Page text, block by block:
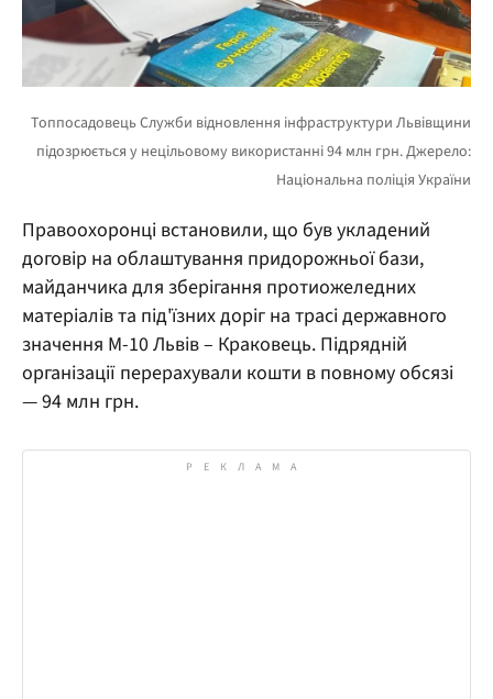
Правоохоронці встановили, що був укладений
договір на облаштування придорожньої бази,
майданчика для зберігання протиожеледних
матеріалів та під'їзних доріг на трасі державного
значення М-10 Львів – Краковець. Підрядній
організації перерахували кошти в повному обсязі
— 94 млн грн.